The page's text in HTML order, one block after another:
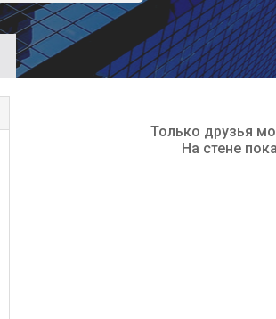
Только друзья
На стене